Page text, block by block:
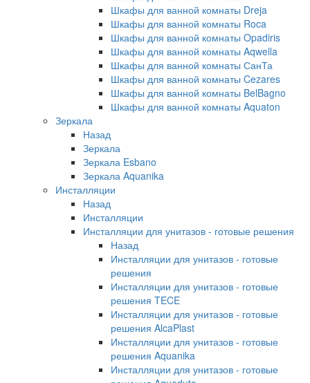
Шкафы для ванной комнаты Dreja
Шкафы для ванной комнаты Roca
Шкафы для ванной комнаты Opadiris
Шкафы для ванной комнаты Aqwella
Шкафы для ванной комнаты СанТа
Шкафы для ванной комнаты Cezares
Шкафы для ванной комнаты BelBagno
Шкафы для ванной комнаты Aquaton
Зеркала
Назад
Зеркала
Зеркала Esbano
Зеркала Aquanika
Инсталляции
Назад
Инсталляции
Инсталляции для унитазов - готовые решения
Назад
Инсталляции для унитазов - готовые
решения
Инсталляции для унитазов - готовые
решения TECE
Инсталляции для унитазов - готовые
решения AlcaPlast
Инсталляции для унитазов - готовые
решения Aquanika
Инсталляции для унитазов - готовые